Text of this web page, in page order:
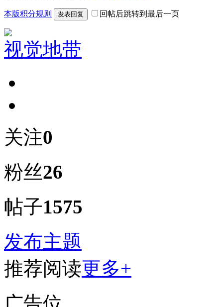
本版积分规则 发表回复 回帖后跳转到最后一页
视觉地带
关注0
粉丝26
帖子1575
发布主题
推荐阅读更多+